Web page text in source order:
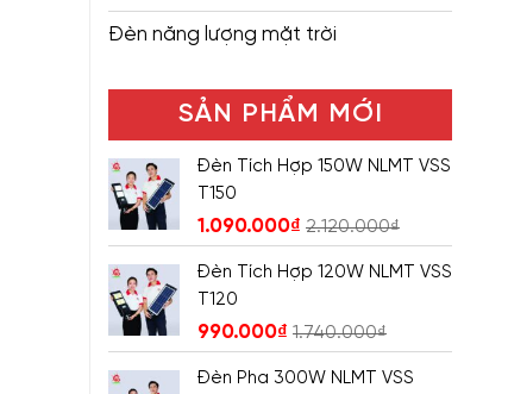
Đèn năng lượng mặt trời
SẢN PHẨM MỚI
Đèn Tích Hợp 150W NLMT VSS
T150
1.090.000₫ 2.120.000₫
Đèn Tích Hợp 120W NLMT VSS
T120
990.000₫ 1.740.000₫
Đèn Pha 300W NLMT VSS